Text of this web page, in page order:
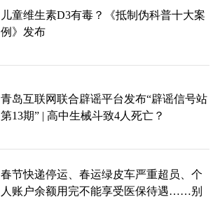
儿童维生素D3有毒？《抵制伪科普十大案
例》发布
青岛互联网联合辟谣平台发布“辟谣信号站
第13期” | 高中生械斗致4人死亡？
春节快递停运、春运绿皮车严重超员、个
人账户余额用完不能享受医保待遇……别